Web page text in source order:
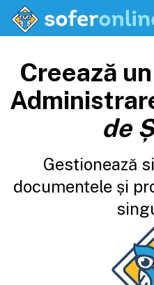
Creează
de
Gestionează
documentele și